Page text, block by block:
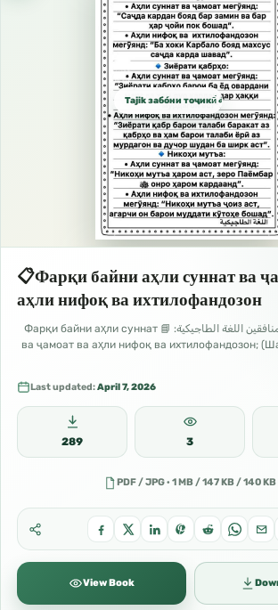
Tajik забо́ни тоҷикӣ́ الطاجيكية
📋Фарқи байни аҳли суннат ва
аҳли нифоқ ва ихтилофандозон
الفرق بين السنة والمنافقين اللغة الطاجيكية: 📘 Фарқи байни аҳли суннат
ва ҷамоат ва аҳли нифоқ ва ихтилофандозон;
Last updated:April 7, 2026
289 3
PDF / JPG · 1 MB / 147 KB / 140 KB
View Book